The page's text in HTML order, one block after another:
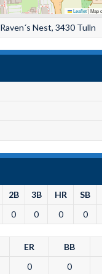
Leaflet|Map
Raven´s Nest, 3430 Tulln
2B 3B HR SB
0 0 0 0
ER BB
0 0